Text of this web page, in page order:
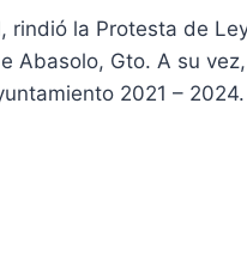
rindió la Protesta de
Abasolo, Gto. A su
2021 – 2024.